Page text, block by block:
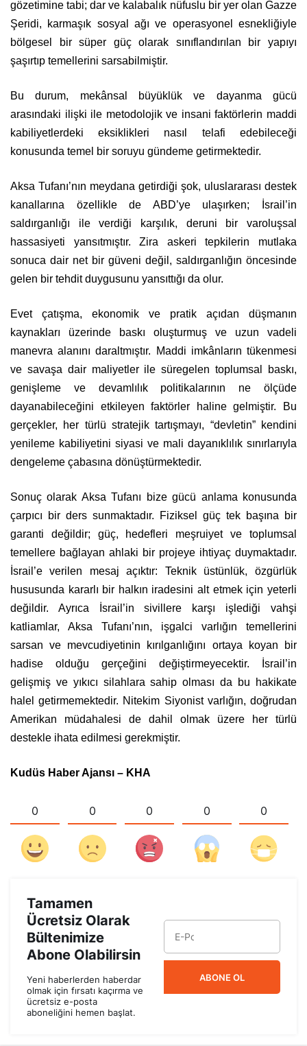
gözetimine tabi; dar ve kalabalık nüfuslu bir yer olan Gazze
Şeridi, karmaşık sosyal ağı ve operasyonel esnekliğiyle
bölgesel bir süper güç olarak sınıflandırılan bir yapıyı
şaşırtıp temellerini sarsabilmiştir.
Bu durum, mekânsal büyüklük ve dayanma gücü
arasındaki ilişki ile metodolojik ve insani faktörlerin maddi
kabiliyetlerdeki eksiklikleri nasıl telafi edebileceği
konusunda temel bir soruyu gündeme getirmektedir.
Aksa Tufanı’nın meydana getirdiği şok, uluslararası destek
kanallarına özellikle de ABD’ye ulaşırken; İsrail’in
saldırganlığı ile verdiği karşılık, deruni bir varoluşsal
hassasiyeti yansıtmıştır. Zira askeri tepkilerin mutlaka
sonuca dair net bir güveni değil, saldırganlığın öncesinde
gelen bir tehdit duygusunu yansıttığı da olur.
Evet çatışma, ekonomik ve pratik açıdan düşmanın
kaynakları üzerinde baskı oluşturmuş ve uzun vadeli
manevra alanını daraltmıştır. Maddi imkânların tükenmesi
ve savaşa dair maliyetler ile süregelen toplumsal baskı,
genişleme ve devamlılık politikalarının ne ölçüde
dayanabileceğini etkileyen faktörler haline gelmiştir. Bu
gerçekler, her türlü stratejik tartışmayı, “devletin” kendini
yenileme kabiliyetini siyasi ve mali dayanıklılık sınırlarıyla
dengeleme çabasına dönüştürmektedir.
Sonuç olarak Aksa Tufanı bize gücü anlama konusunda
çarpıcı bir ders sunmaktadır. Fiziksel güç tek başına bir
garanti değildir; güç, hedefleri meşruiyet ve toplumsal
temellere bağlayan ahlaki bir projeye ihtiyaç duymaktadır.
İsrail’e verilen mesaj açıktır: Teknik üstünlük, özgürlük
hususunda kararlı bir halkın iradesini alt etmek için yeterli
değildir. Ayrıca İsrail’in sivillere karşı işlediği vahşi
katliamlar, Aksa Tufanı’nın, işgalci varlığın temellerini
sarsan ve mevcudiyetinin kırılganlığını ortaya koyan bir
hadise olduğu gerçeğini değiştirmeyecektir. İsrail’in
gelişmiş ve yıkıcı silahlara sahip olması da bu hakikate
halel getirmemektedir. Nitekim Siyonist varlığın, doğrudan
Amerikan müdahalesi de dahil olmak üzere her türlü
destekle ihata edilmesi gerekmiştir.
Kudüs Haber Ajansı – KHA
0 0 0 0 0
Tamamen
Ücretsiz Olarak
Bültenimize
Abone Olabilirsin
Yeni haberlerden haberdar
olmak için fırsatı kaçırma ve
ücretsiz e-posta
aboneliğini hemen başlat.
ABONE OL